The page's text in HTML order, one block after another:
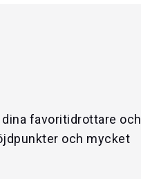
favoritidrottare och
och mycket